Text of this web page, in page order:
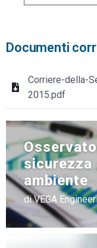
Documenti
Corriere-della-
2015.pdf
sicurezza
ambiente
di VEGA